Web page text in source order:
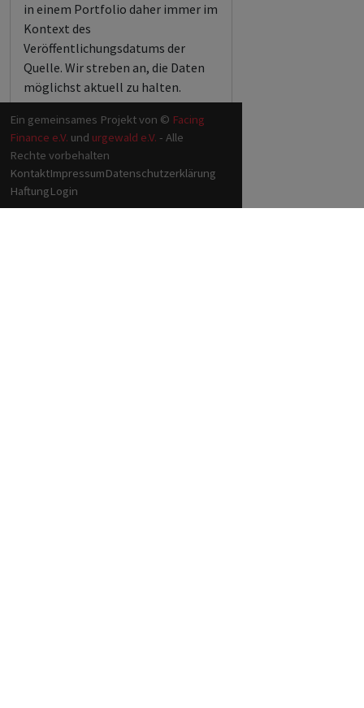
in einem Portfolio daher immer im
Kontext des
Veröffentlichungsdatums der
Quelle. Wir streben an, die Daten
möglichst aktuell zu halten.
Ein gemeinsames Projekt von © Facing
Finance e.V. und urgewald e.V. - Alle
Rechte vorbehalten
KontaktImpressumDatenschutzerklärung
HaftungLogin